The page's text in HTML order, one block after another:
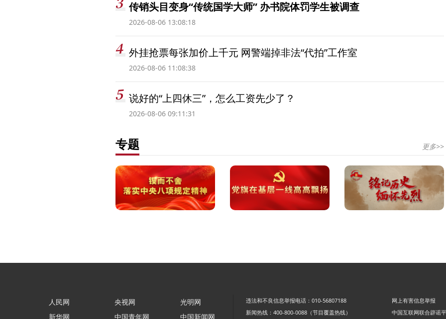
传销头目变身“传统国学大师” 办书院体罚学生被调查
2026-08-06 13:08:18
外挂抢票每张加价上千元 网警端掉非法“代拍”工作室
2026-08-06 11:08:38
说好的“上四休三”，怎么工资先少了？
2026-08-06 09:11:31
专题 更多>>
人民网
新华网
央视网
中国青年网
光明网
中国新闻网
违法和不良信息举报电话：010-56807188
网上有害信息举报
新闻热线：400-800-0088（节目覆盖热线）
中国互联网联合辟谣